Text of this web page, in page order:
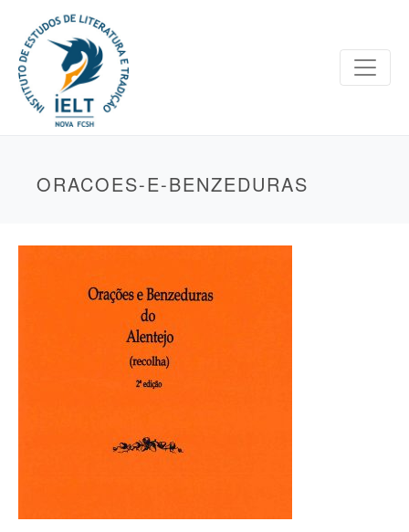
ORACOES-E-BENZEDURAS